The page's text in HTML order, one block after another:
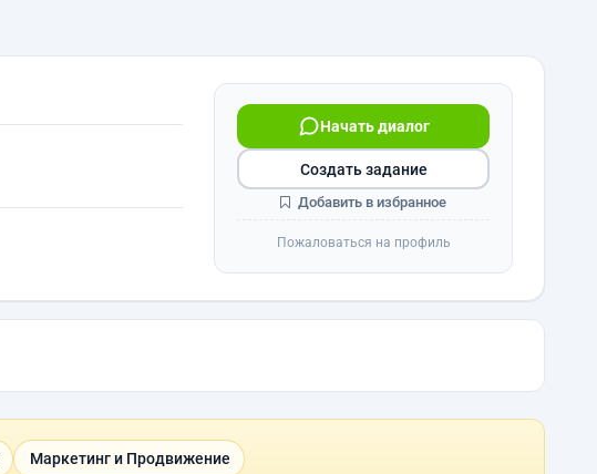
Начать диалог
Создать задание
Добавить в избранное
Пожаловаться на профиль
Маркетинг и Продвижение